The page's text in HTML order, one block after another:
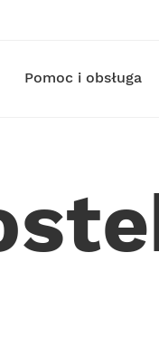
Pomoc i obsługa